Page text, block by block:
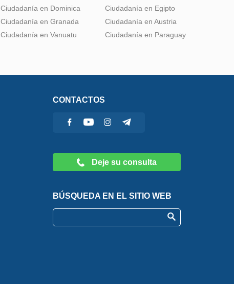
Ciudadanía en Dominica
Ciudadanía en Granada
Ciudadanía en Vanuatu
Ciudadanía en Egipto
Ciudadanía en Austria
Ciudadanía en Paraguay
CONTACTOS
Deje su consulta
BÚSQUEDA EN EL SITIO WEB